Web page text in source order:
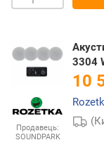
Продавець:
SOUNDPARK
3304
10